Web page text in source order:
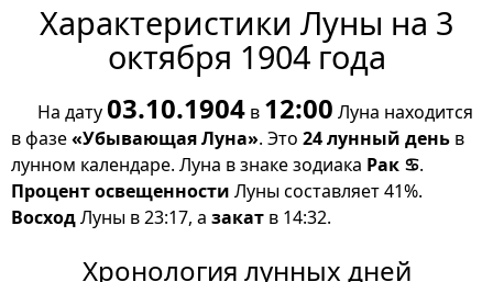
Характеристики Луны на 3
октября 1904 года
На дату03.10.1904 в 12:00 Луна находится
в фазе«Убывающая Луна». Это 24 лунный день в
лунном календаре. Луна в знаке зодиака Рак ♋.
Процент освещенности Луны составляет 41%.
ВосходЛуны в 23:17, а закат в 14:32.
Хронология лунных дней